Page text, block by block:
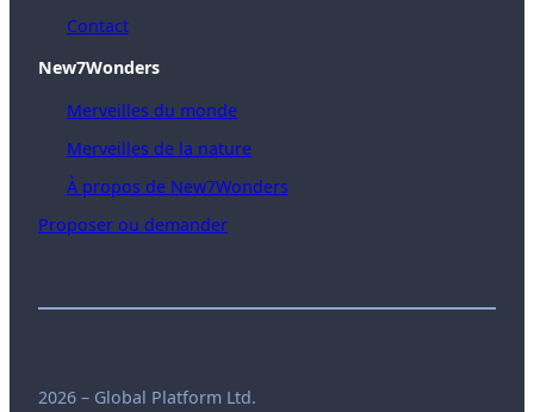
Contact
New7Wonders
Merveilles du monde
Merveilles de la nature
À propos de New7Wonders
Proposer ou demander
2026 – Global Platform Ltd.